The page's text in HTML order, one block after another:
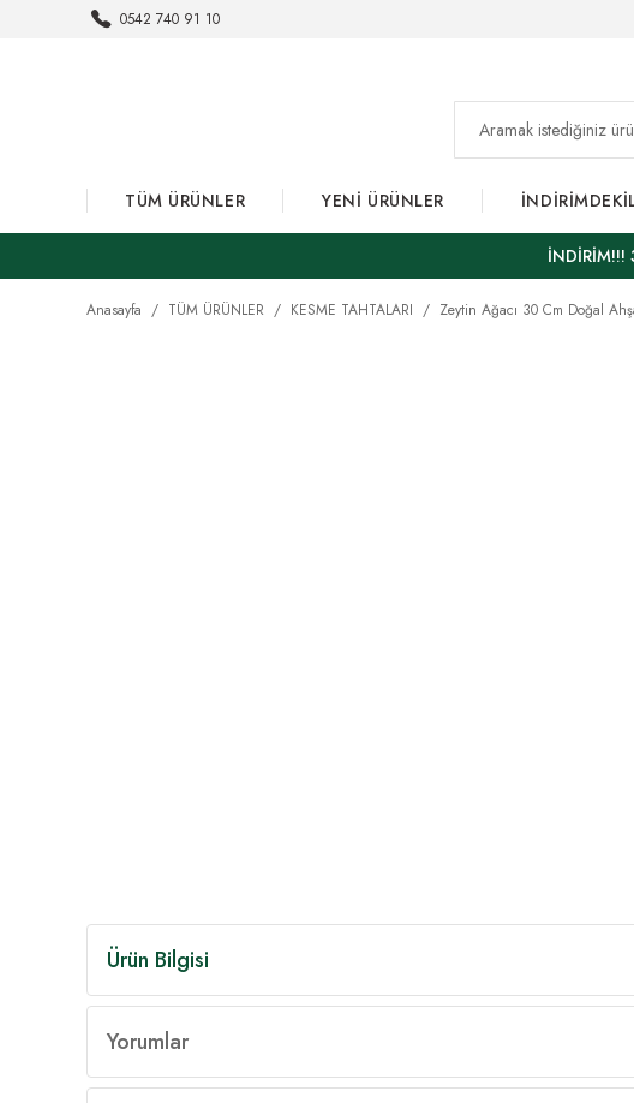
0542 740 91 10
TÜM ÜRÜNLER YENİ ÜRÜNLER
İNDİRİM!!!
Anasayfa TÜM ÜRÜNLER KESME TAHTALARI Zeytin Ağacı 30 Cm Doğal
Ürün Bilgisi
Yorumlar